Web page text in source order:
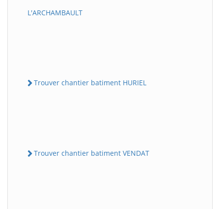
L'ARCHAMBAULT
Trouver chantier batiment HURIEL
Trouver chantier batiment VENDAT